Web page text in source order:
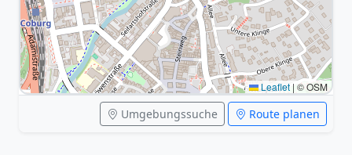
Leaflet | © OSM
Umgebungssuche Route planen